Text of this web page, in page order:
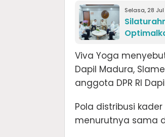
Selasa, 28
Viva Yoga
Dapil Madura,
anggota DPR RI
Pola distribusi
menurutnya sama